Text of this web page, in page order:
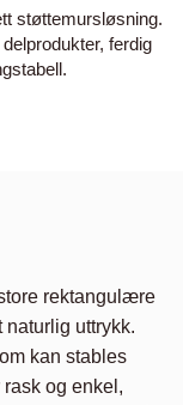
støttemursløsning.
ferdig
rektangulære
naturlig uttrykk.
kan stables
og enkel,